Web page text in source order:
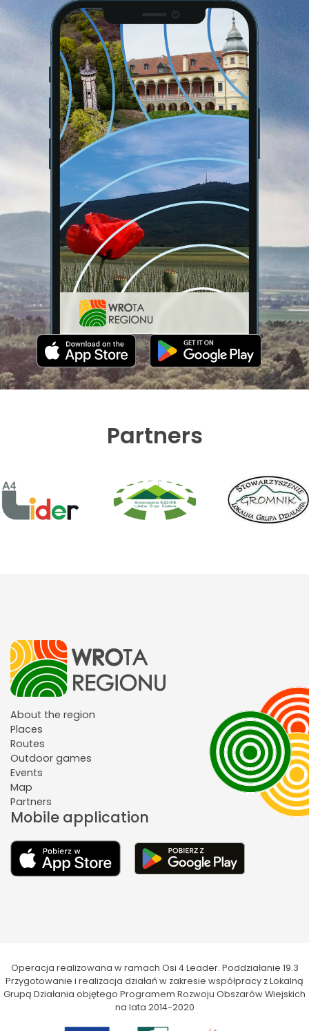
Partners
About the region
Places
Routes
Outdoor games
Events
Map
Partners
Mobile application
Operacja realizowana w ramach Osi 4 Leader. Poddziałanie 19.3
Przygotowanie i realizacja działań w zakresie współpracy z Lokalną
Grupą Działania objętego Programem Rozwoju Obszarów Wiejskich
na lata 2014-2020